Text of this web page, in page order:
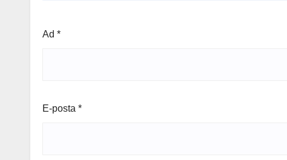
Ad *
E-posta *